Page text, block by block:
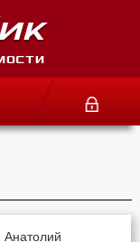
Анатолий